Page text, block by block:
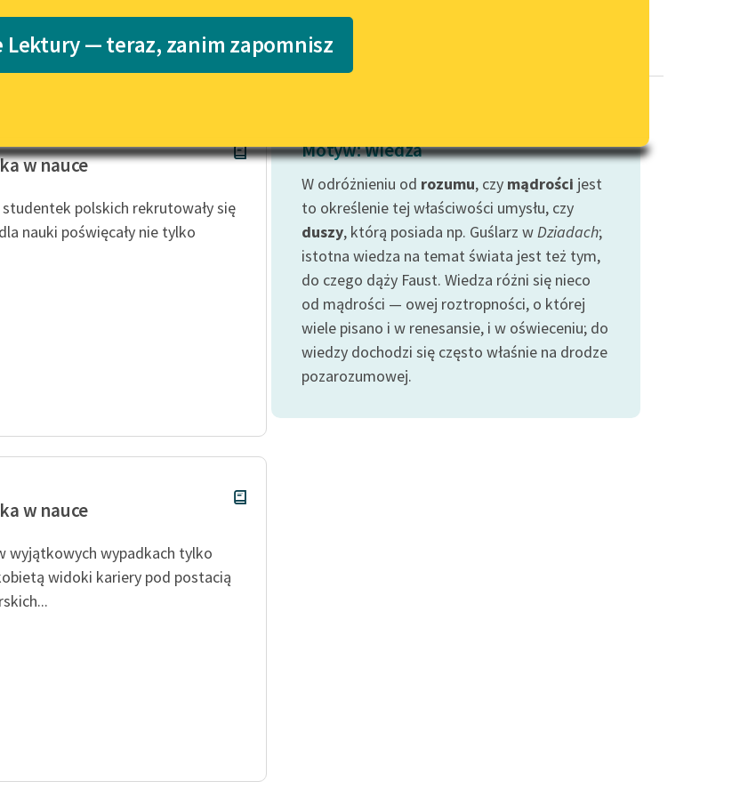
niepełnosprawnościami
literatury do słuchania dla
uczennic i uczniów z
niepełnosprawnościami
Katalog
Katalog w formacie PDF
wrażliwych
Deklaracja dostępności
Lektury — teraz, zanim zapomnisz
w nauce
polskich rekrutowały się
nauki poświęcały nie tylko
w nauce
wyjątkowych wypadkach tylko
widoki kariery pod postacią
Motyw: Wiedza
W odróżnieniu od rozumu, czy mądrości jest
to określenie tej właściwości umysłu, czy
duszy, którą posiada np. Guślarz wDziadach;
istotna wiedza na temat świata jest też tym,
do czego dąży Faust. Wiedza różni się nieco
od mądrości — owej roztropności, o której
wiele pisano i w renesansie, i w oświeceniu; do
wiedzy dochodzi się często właśnie na drodze
pozarozumowej.